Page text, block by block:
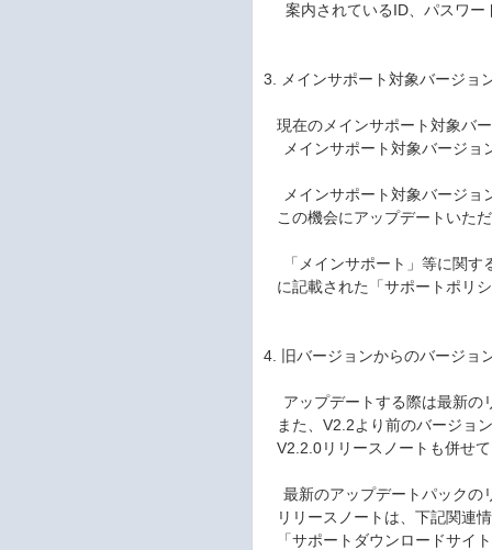
案内されているID、パスワー
3. メインサポート対象バージョ
現在のメインサポート対象バ
メインサポート対象バージョ
メインサポート対象バージョ
この機会にアップデートいた
「メインサポート」等に関す
に記載された「サポートポリ
4. 旧バージョンからのバージョ
アップデートする際は最新の
また、V2.2より前のバージョ
V2.2.0リリースノートも併せ
最新のアップデートパックの
リリースノートは、下記関連
「サポートダウンロードサイ